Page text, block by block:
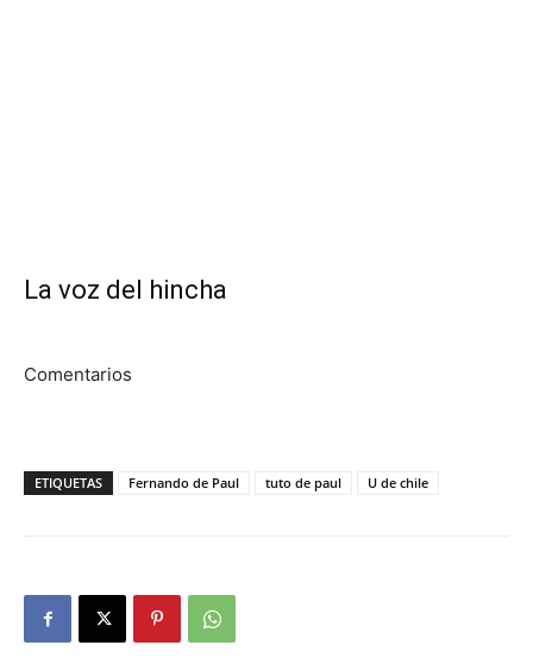
La voz del hincha
Comentarios
ETIQUETAS Fernando de Paul tuto de paul U de chile